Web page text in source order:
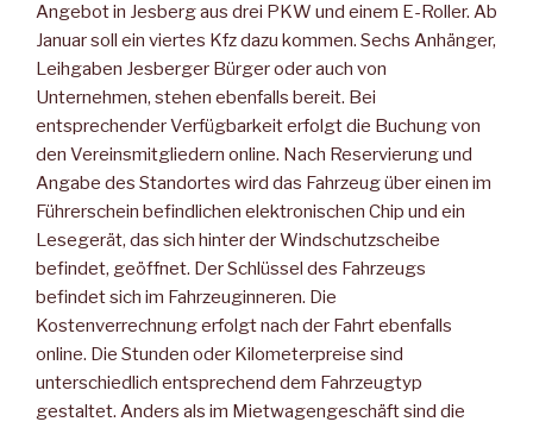
Angebot in Jesberg aus drei PKW und einem E-Roller. Ab
Januar soll ein viertes Kfz dazu kommen. Sechs Anhänger,
Leihgaben Jesberger Bürger oder auch von
Unternehmen, stehen ebenfalls bereit. Bei
entsprechender Verfügbarkeit erfolgt die Buchung von
den Vereinsmitgliedern online. Nach Reservierung und
Angabe des Standortes wird das Fahrzeug über einen im
Führerschein befindlichen elektronischen Chip und ein
Lesegerät, das sich hinter der Windschutzscheibe
befindet, geöffnet. Der Schlüssel des Fahrzeugs
befindet sich im Fahrzeuginneren. Die
Kostenverrechnung erfolgt nach der Fahrt ebenfalls
online. Die Stunden oder Kilometerpreise sind
unterschiedlich entsprechend dem Fahrzeugtyp
gestaltet. Anders als im Mietwagengeschäft sind die